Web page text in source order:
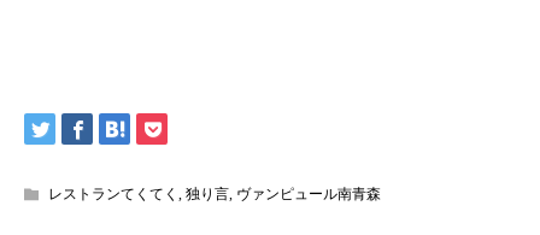
レストランてくてく , 独り言, ヴァンピュール南青森